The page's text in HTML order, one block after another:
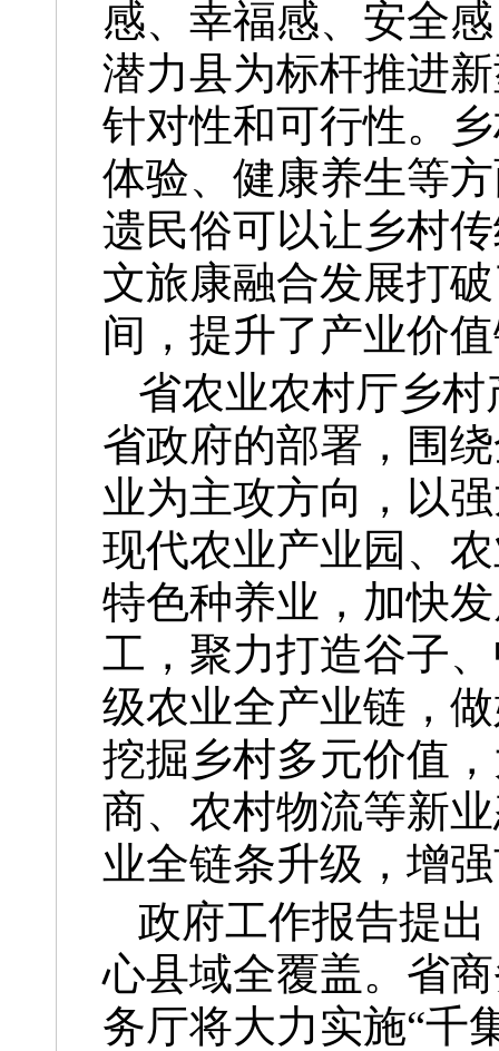
感、幸福感、安全
潜力县为标杆推进
针对性和可行性。
体验、健康养生等
遗民俗可以让乡村
文旅康融合发展打
间，提升了产业价
省农业农村厅乡
省政府的部署，围
业为主攻方向，以
现代农业产业园、
特色种养业，加快
工，聚力打造谷子
级农业全产业链，
挖掘乡村多元价值
商、农村物流等新
业全链条升级，增
政府工作报告提
心县域全覆盖。省
务厅将大力实施“千